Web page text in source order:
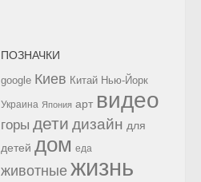
ПОЗНАЧКИ
google Киев Китай Нью-Йорк
Украина Япония арт видео
горы дети дизайн для
детей дом еда
животные жизнь